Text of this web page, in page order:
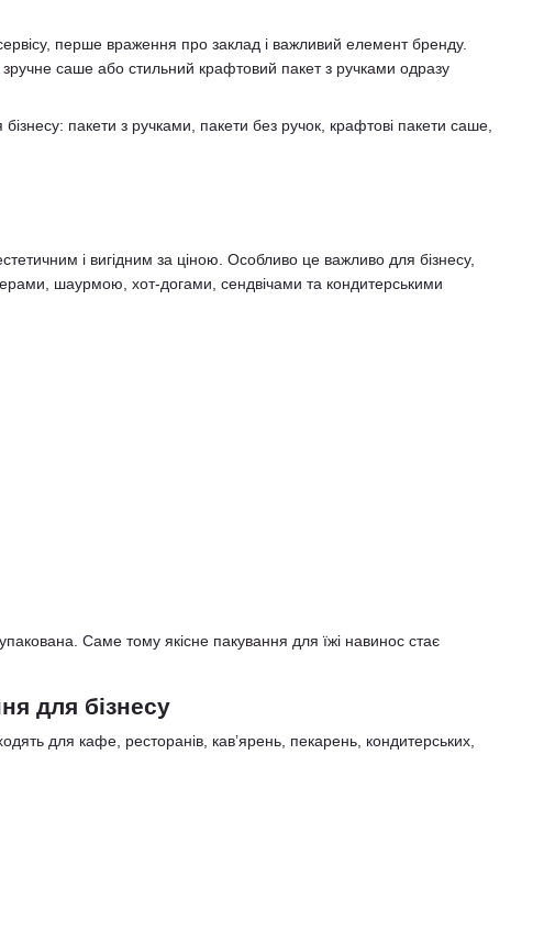
перше враження про заклад і важливий елемент бренду.
саше або стильний крафтовий пакет з ручками одразу
пакети з ручками, пакети без ручок, крафтові пакети саше,
і вигідним за ціною. Особливо це важливо для бізнесу,
шаурмою, хот-догами, сендвічами та кондитерськими
Саме тому якісне пакування для їжі навинос стає
для бізнесу
для кафе, ресторанів, кав’ярень, пекарень, кондитерських,